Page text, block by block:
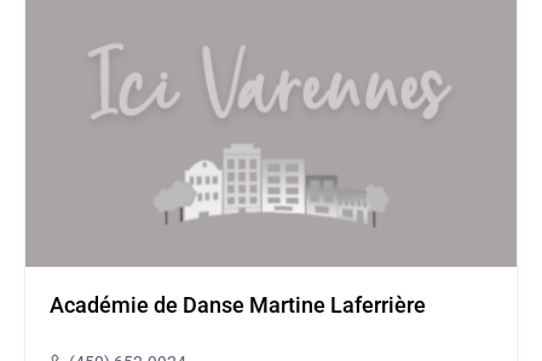
Académie de Danse Martine Laferrière